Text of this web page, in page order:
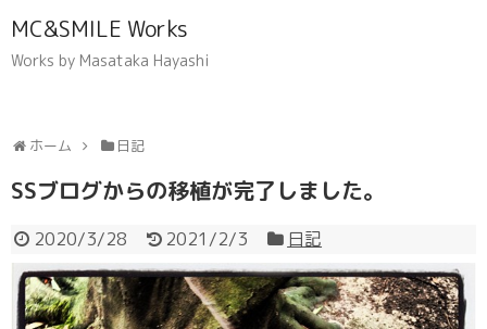
MC&SMILE Works
Works by Masataka Hayashi
ホーム 日記
SSブログからの移植が完了しました。
2020/3/28 2021/2/3 日記